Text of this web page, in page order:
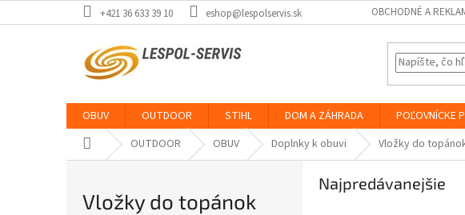
na
+421 36 633 39 10 eshop@lespolservis.sk OBCHODNÉ A
OBUV OUTDOOR STIHL DOM A ZÁHRADA POĽOVNÍCKE
Domov OUTDOOR OBUV Doplnky k obuvi Vložky do
Vložky do topánok
Najpredávanejšie